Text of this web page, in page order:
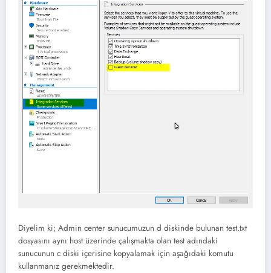
Diyelim ki; Admin center sunucumuzun d diskinde bulunan test.txt
dosyasını aynı host üzerinde çalışmakta olan test adındaki
sunucunun c diski içerisine kopyalamak için aşağıdaki komutu
kullanmanız gerekmektedir.